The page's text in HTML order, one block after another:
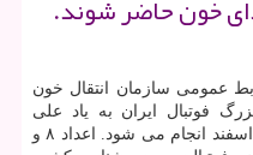
عمومی سازمان انتقال خون
فوتبال ایران به یاد علی
انصاریان و مهرداد میناوند از ۸ تا ۲۵ اسفند انجام می شود. اعداد ۸ و